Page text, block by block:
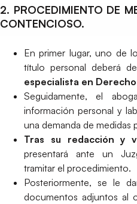
2. PROCEDIMIENTO DE
CONTENCIOSO.
En primer lugar, uno de
título personal deberá
especialista en Derecho
Seguidamente, el
información personal y
una demanda de medidas
Tras su redacción y
presentará ante un
tramitar el procedimiento.
Posteriormente, se le
documentos adjuntos al